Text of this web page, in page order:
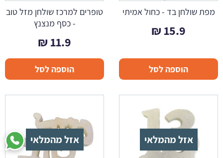
מפת שולחן בד - כחול אמיתי
15.9
₪
הוספה לסל
טופרים למרכז שולחן מזל טוב
- כסף מנצנץ
11.9
₪
הוספה לסל
אזל מהמלאי אזל מהמלאי